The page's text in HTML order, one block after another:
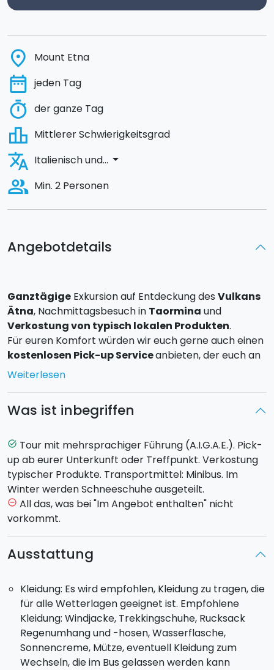
Angebotdetails
Ganztägige Exkursion auf Entdeckung des Vulkans
Ätna, Nachmittagsbesuch in Taormina und
Verkostung von typisch lokalen Produkten.
Für euren Komfort würden wir euch gerne auch einen
kostenlosen Pick-up Serviceanbieten, der euch an
eurer Unterkunft abholt.
"Piano Provenzana" führt. Schon während der Fahrt
auf, die je nach Höhe variieren. Besonders der Wald"il
Bosco di Betulle dell'Etna" wird dabei auffallen, der
nur in der Höhe von 1600 - 1700 m ü.d.M.zu finden ist.
Im Inneren des Waldes kann die "Grotta della Neve"
besichtigt werden, klein aber ein perfektes Beispiel
für einen Tunnel aus Lavagestein, der vor allem früher
den Pfad, auf dem man den Ausbruch aus dem Jahr
Nach der Exkursion erreicht ihr die Touristenstation
Piano Provenzana nördlich des Ätna auf einer Höhe
von 1820 m.ü.d.M., über eine erst kürzlich neu gebaute
Straße, nachdem sie im Jahr 2002 von einem
Vulkanausbruchzerstört wurde.
Nach dem Besuch des Ätna geht es zurück zu einer
Weiterlesen
Was ist inbegriffen
task_alt Tour mit mehrsprachiger Führung (A.I.G.A.E.). Pick-
up ab eurer Unterkunft oder Treffpunkt. Verkostung
typischer Produkte. Transportmittel: Minibus. Im
Winter werden Schneeschuhe ausgeteilt.
remove_circle_outline All das, was bei "Im Angebot enthalten" nicht
vorkommt.
Ausstattung
Kleidung: Es wird empfohlen, Kleidung zu tragen, die
für alle Wetterlagen geeignet ist. Empfohlene
Kleidung: Windjacke, Trekkingschuhe, Rucksack
Regenumhang und -hosen, Wasserflasche,
Sonnencreme, Mütze, eventuell Kleidung zum
Wechseln, die im Bus gelassen werden kann
place Mount Etna
date_range jeden Tag
timer der ganze Tag
leaderboard Mittlerer Schwierigkeitsgrad
translate Italienisch und... arrow_drop_down
people_alt Min. 2 Personen